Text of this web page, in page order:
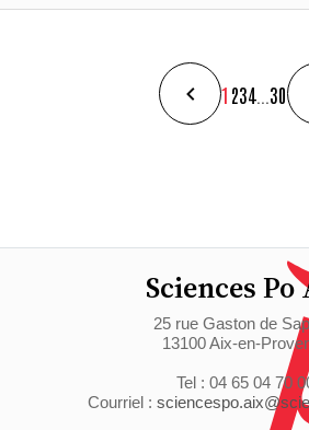
1 234 30
Sciences Po
25 rue Gaston de
13100 Aix-en-
Tel : 04 65 04 70
Courriel :